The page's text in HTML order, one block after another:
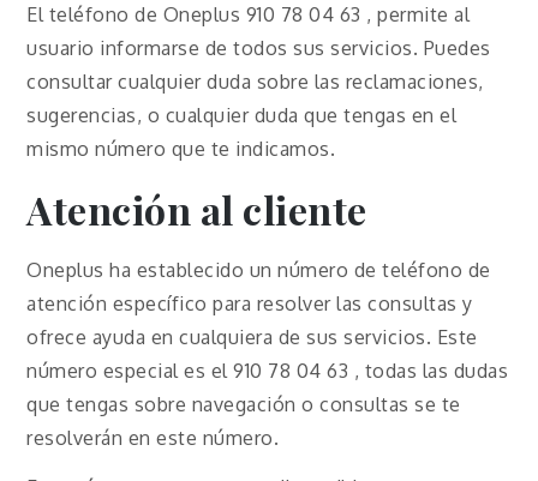
El teléfono de Oneplus 910 78 04 63 , permite al
usuario informarse de todos sus servicios. Puedes
consultar cualquier duda sobre las reclamaciones,
sugerencias, o cualquier duda que tengas en el
mismo número que te indicamos.
Atención al cliente
Oneplus ha establecido un número de teléfono de
atención específico para resolver las consultas y
ofrece ayuda en cualquiera de sus servicios. Este
número especial es el 910 78 04 63 , todas las dudas
que tengas sobre navegación o consultas se te
resolverán en este número.